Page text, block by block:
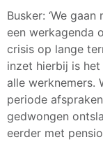
Busker: ‘We
een werkagenda
crisis op lange
inzet hierbij is
alle werknemers.
periode
gedwongen
eerder met